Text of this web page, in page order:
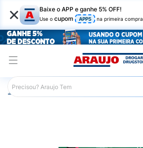
× Baixe o APP e ganhe 5% OFF!
Use o cupom APP5 na primeira compra
Araujo Mercado